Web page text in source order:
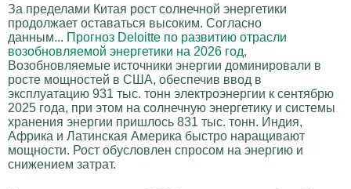
За пределами Китая рост солнечной энергетики
продолжает оставаться высоким. Согласно
данным... Прогноз Deloitte по развитию отрасли
возобновляемой энергетики на 2026 год,
Возобновляемые источники энергии доминировали в
росте мощностей в США, обеспечив ввод в
эксплуатацию 931 тыс. тонн электроэнергии к сентябрю
2025 года, при этом на солнечную энергетику и системы
хранения энергии пришлось 831 тыс. тонн. Индия,
Африка и Латинская Америка быстро наращивают
мощности. Рост обусловлен спросом на энергию и
снижением затрат.